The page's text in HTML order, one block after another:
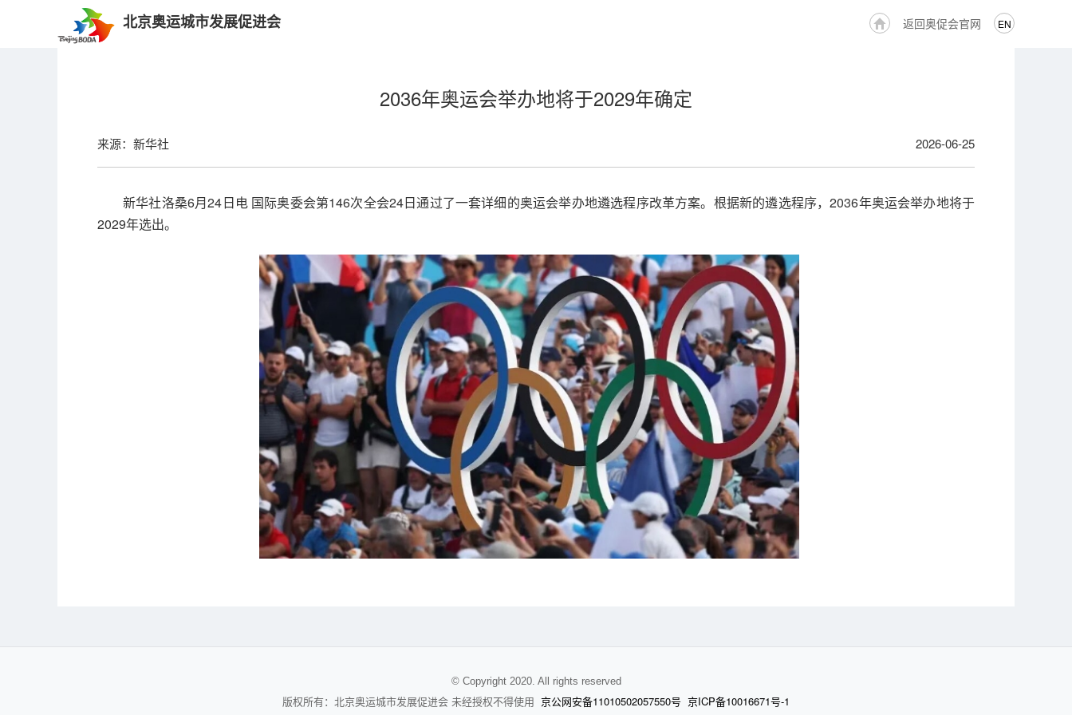
北京奥运城市发展促进会 EN
返回奥促会官网
2036年奥运会举办地将于2029年确定
来源：新华社 2026-06-25
新华社洛桑6月24日电 国际奥委会第146次全会24日通过了一套详细的奥运会举办地遴选程序改革方案。根据新的遴选程序，2036年奥运会举办地将于
2029年选出。
© Copyright 2020. All rights reserved
版权所有：北京奥运城市发展促进会 未经授权不得使用 京公网安备11010502057550号 京ICP备10016671号-1